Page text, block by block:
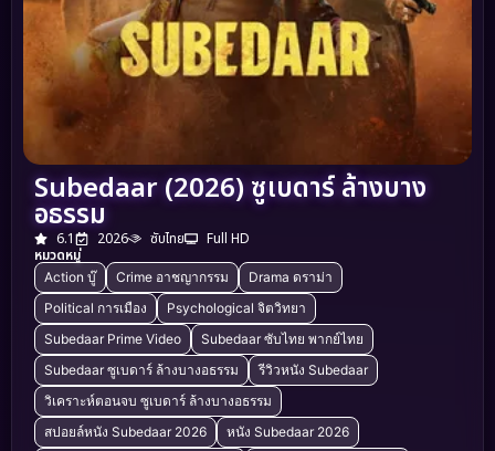
Subedaar (2026) ซูเบดาร์ ล้างบาง
อธรรม
6.1 2026 ซับไทย
Full HD
หมวดหมู่
Action บู๊ Crime อาชญากรรม
Drama ดราม่า
Political การเมือง
Psychological จิตวิทยา
Subedaar Prime Video
Subedaar ซับไทย พากย์ไทย
Subedaar ซูเบดาร์ ล้างบางอธรรม
รีวิวหนัง Subedaar
วิเคราะห์ตอนจบ ซูเบดาร์ ล้างบางอธรรม
สปอยล์หนัง Subedaar 2026
หนัง Subedaar 2026